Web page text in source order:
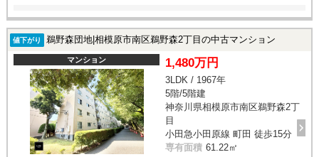
値下がり 鵜野森団地|相模原市南区鵜野森2丁目の中古マンション
マンション 1,480万円
3LDK / 1967年
5階/5階建
神奈川県相模原市南区鵜野森2丁
目
小田急小田原線 町田 徒歩15分
専有面積 61.22㎡